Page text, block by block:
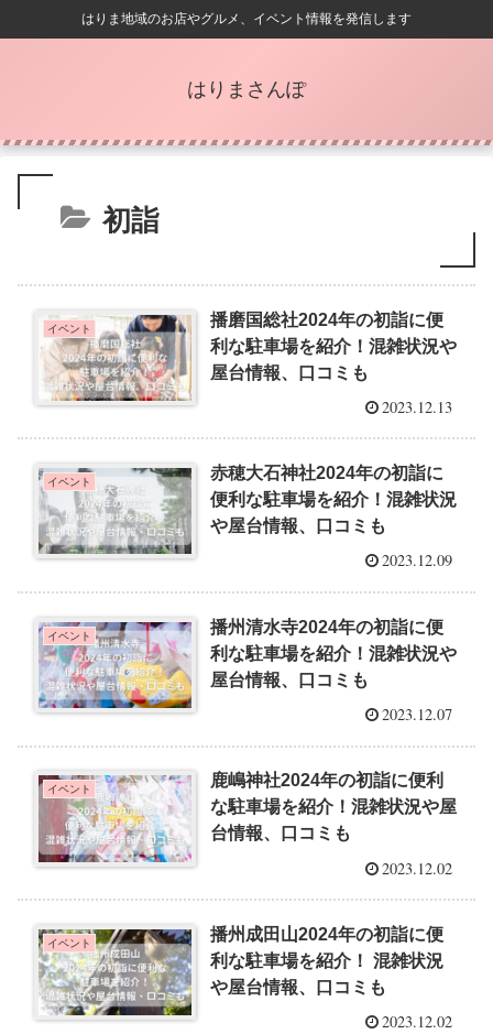
はりま地域のお店やグルメ、イベント情報を発信します
はりまさんぽ
初詣
イベント
播磨国総社2024年の初詣に便
利な駐車場を紹介！混雑状況や
屋台情報、口コミも
2023.12.13
イベント
赤穂大石神社2024年の初詣に
便利な駐車場を紹介！混雑状況
や屋台情報、口コミも
2023.12.09
イベント
播州清水寺2024年の初詣に便
利な駐車場を紹介！混雑状況や
屋台情報、口コミも
2023.12.07
イベント
鹿嶋神社2024年の初詣に便利
な駐車場を紹介！混雑状況や屋
台情報、口コミも
2023.12.02
イベント
播州成田山2024年の初詣に便
利な駐車場を紹介！ 混雑状況
や屋台情報、口コミも
2023.12.02